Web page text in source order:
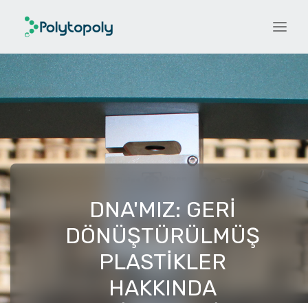
DNA'MIZ: GERI
DÖNÜŞTÜRÜLMÜŞ
PLASTIKLER
HAKKINDA